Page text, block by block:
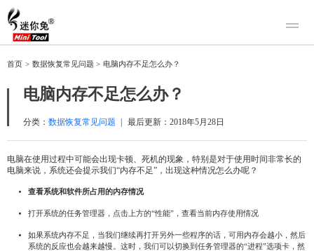
产品
迷你兔分区向导
下载
购买
帮助中心
联系我们
首页 > 数据恢复常见问题 > 电脑内存不足怎么办？
电脑内存不足怎么办？
分类： 数据恢复常见问题 最后更新： 2018年5月28日
电脑在使用过程中可能会出现卡顿、死机的现象，特别是对于使用时间非常长的
电脑来说，系统还会提示我们“内存不足”，出现这种情况怎么办呢？
查看系统和软件所占用的内存情况
打开系统的任务管理器，点击上方的“性能”，查看当前内存使用情况
如果系统内存不足，当我们继续再打开另外一些程序的话，可用内存会越小，然后
系统的反应也会越来越慢。这时，我们可以切换到任务管理器的“进程”选项卡，然